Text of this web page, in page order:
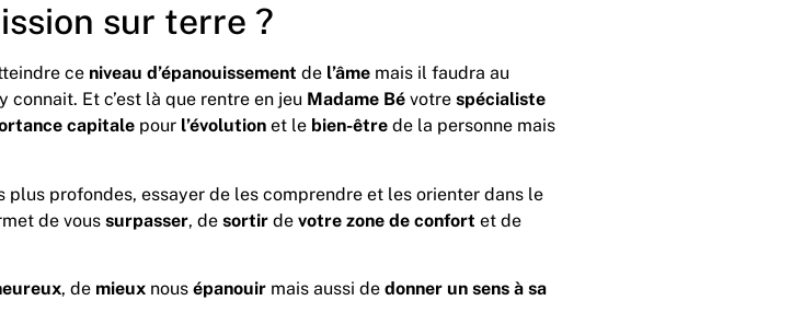
sur terre ?
ce niveau d’épanouissement de l’âme mais il faudra au
connait. Et c’est là que rentre en jeu Madame Bé votre spécialiste
capitale pour l’évolution et le bien-être de la personne mais
plus profondes, essayer de les comprendre et les orienter dans le
de vous surpasser, de sortir de votre zone de confort et de
, de mieux nous épanouir mais aussi de donner un sens à sa